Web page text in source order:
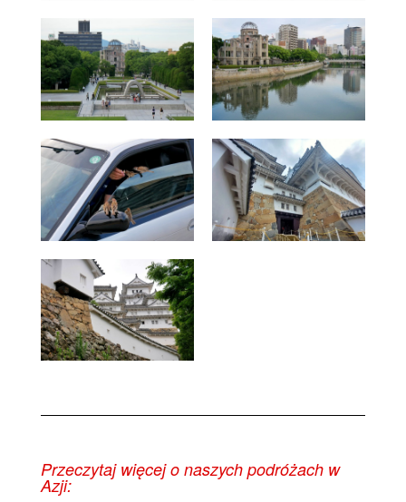
Przeczytaj więcej o naszych podróżach w
Azji: